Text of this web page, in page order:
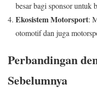
besar bagi sponsor untuk
Ekosistem Motorsport:
otomotif dan juga
Perbandingan
Sebelumnya